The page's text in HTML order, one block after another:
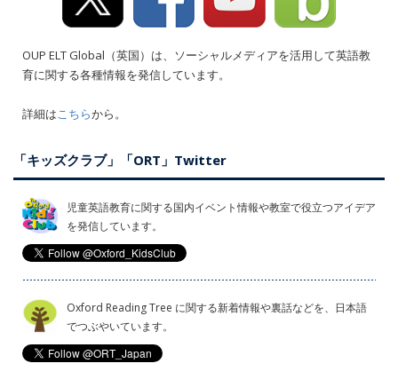
OUP ELT Global（英国）は、ソーシャルメディアを活用して英語教
育に関する各種情報を発信しています。
詳細はこちらから。
「キッズクラブ」「ORT」Twitter
児童英語教育に関する国内イベント情報や教室で役立つアイデア
を発信しています。
Oxford Reading Tree に関する新着情報や裏話などを、日本語
でつぶやいています。